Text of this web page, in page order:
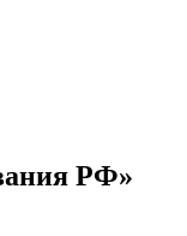
РФ»